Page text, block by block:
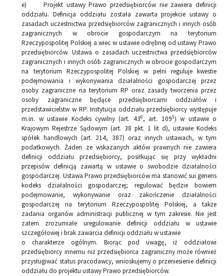
e) Projekt ustawy Prawo przedsiębiorców nie zawiera definicji
oddziału. Definicja oddziału została zawarta projekcie ustawy o
zasadach uczestnictwa przedsiębiorców zagranicznych i innych osób
zagranicznych w obrocie gospodarczym na terytorium
Rzeczypospolitej Polskiej a wiec w ustawie odrębnej od ustawy Prawo
przedsiębiorców. Ustawa o zasadach uczestnictwa przedsiębiorców
zagranicznych i innych osób zagranicznych w obrocie gospodarczym
na terytorium Rzeczypospolitej Polskiej w pełni reguluje kwestie
podejmowania i wykonywania działalności gospodarczej przez
osoby zagraniczne na terytorium RP oraz zasady tworzenia przez
osoby zagraniczne będące przedsiębiorcami oddziałów i
przedstawicielstw w RP. Instytucja oddziału przedsiębiorcy występuje
m.in. w ustawie Kodeks cywilny (art. 436, art. 1095) w ustawie o
Krajowym Rejestrze Sądowym (art. 38 pkt. 1 lit d), ustawie Kodeks
spółek handlowych (art. 214, 387) oraz innych ustawach, w tym
podatkowych. Żaden ze wskazanych aktów prawnych nie zawiera
definicji oddziału przedsiębiorcy, posiłkując się przy wykładni
przepisów definicją zawartą w ustawie o swobodzie działalności
gospodarczej. Ustawa Prawo przedsiębiorców ma stanowić sui generis
kodeks działalności gospodarczej; regulować będzie bowiem
podejmowanie, wykonywanie oraz zakończenie działalności
gospodarczej na terytorium Rzeczypospolitej Polskiej, a także
zadania organów administracji publicznej w tym zakresie. Nie jest
zatem zrozumiałe uregulowanie definicji oddziału w ustawie
szczegółowej i brak zawarcia definicji oddziału w ustawie
o charakterze ogólnym. Biorąc pod uwagę, iż oddziałowi
przedsiębiorcy innemu niż przedsiębiorca zagraniczny może również
przysługiwać status pracodawcy, wnioskujemy o przeniesienie definicji
oddziału do projektu ustawy Prawo przedsiębiorców.